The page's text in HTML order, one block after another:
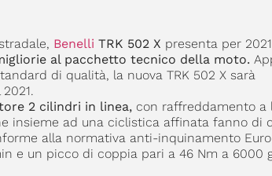
Benelli TRK 502 X presenta per 2021
al pacchetto tecnico della moto.
di qualità, la nuova TRK 502 X sarà
2 cilindri in linea, con raffreddamento a
insieme ad una ciclistica affinata fanno di
alla normativa anti-inquinamento
e un picco di coppia pari a 46 Nm a 6000